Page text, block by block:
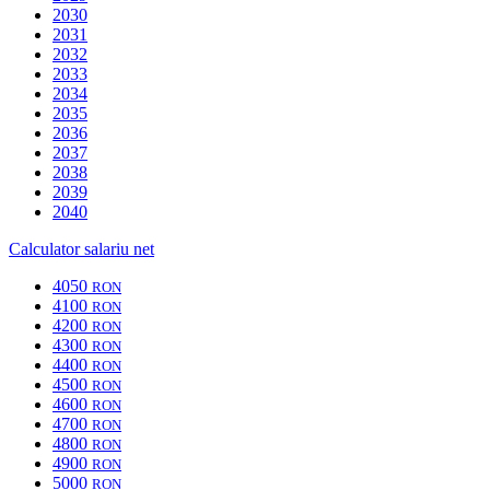
2030
2031
2032
2033
2034
2035
2036
2037
2038
2039
2040
Calculator salariu net
4050 RON
4100 RON
4200 RON
4300 RON
4400 RON
4500 RON
4600 RON
4700 RON
4800 RON
4900 RON
5000 RON